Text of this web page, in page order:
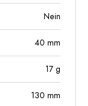
Nein
40 mm
17 g
130 mm